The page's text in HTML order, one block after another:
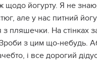
щодо йогурту. Я не
але у нас питний
з пляшечки. На стінках
з цим що-небудь.
і все дорогий